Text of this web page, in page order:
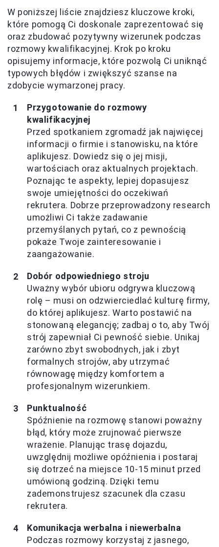
W poniższej liście znajdziesz kluczowe kroki,
które pomogą Ci doskonale zaprezentować się
oraz zbudować pozytywny wizerunek podczas
rozmowy kwalifikacyjnej. Krok po kroku
opisujemy informacje, które pozwolą Ci uniknąć
typowych błędów i zwiększyć szanse na
zdobycie wymarzonej pracy.
Przygotowanie do rozmowy
kwalifikacyjnej
Przed spotkaniem zgromadź jak najwięcej
informacji o firmie i stanowisku, na które
aplikujesz. Dowiedz się o jej misji,
wartościach oraz aktualnych projektach.
Poznając te aspekty, lepiej dopasujesz
swoje umiejętności do oczekiwań
rekrutera. Dobrze przeprowadzony research
umożliwi Ci także zadawanie
przemyślanych pytań, co z pewnością
pokaże Twoje zainteresowanie i
zaangażowanie.
Dobór odpowiedniego stroju
Uważny wybór ubioru odgrywa kluczową
rolę – musi on odzwierciedlać kulturę firmy,
do której aplikujesz. Warto postawić na
stonowaną elegancję; zadbaj o to, aby Twój
strój zapewniał Ci pewność siebie. Unikaj
zarówno zbyt swobodnych, jak i zbyt
formalnych strojów, aby utrzymać
równowagę między komfortem a
profesjonalnym wizerunkiem.
Punktualność
Spóźnienie na rozmowę stanowi poważny
błąd, który może zrujnować pierwsze
wrażenie. Planując trasę dojazdu,
uwzględnij możliwe opóźnienia i postaraj
się dotrzeć na miejsce 10-15 minut przed
umówioną godziną. Dzięki temu
zademonstrujesz szacunek dla czasu
rekrutera.
Komunikacja werbalna i niewerbalna
Podczas rozmowy korzystaj z jasnego,